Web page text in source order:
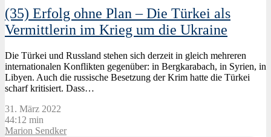
(35) Erfolg ohne Plan – Die Türkei als
Vermittlerin im Krieg um die Ukraine
Die Türkei und Russland stehen sich derzeit in gleich mehreren
internationalen Konflikten gegenüber: in Bergkarabach, in Syrien, in
Libyen. Auch die russische Besetzung der Krim hatte die Türkei
scharf kritisiert. Dass…
31. März 2022
44:12 min
Marion Sendker